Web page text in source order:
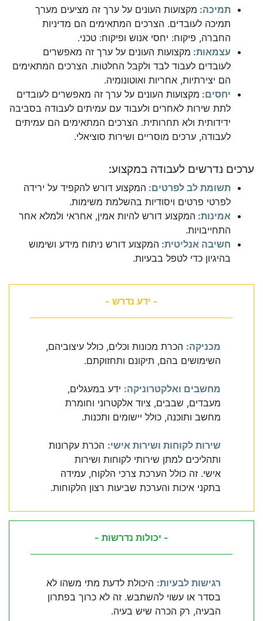
תמיכה: מקצועות העונים על ערך זה מציעים מערך
תמיכה לעובדים. הצרכים המתאימים הם מדיניות
החברה, פיקוח: יחסי אנוש ופיקוח: טכני.
עצמאות: מקצועות העונים על ערך זה מאפשרים
לעובדים לעבוד לבד ולקבל החלטות. הצרכים המתאימים
הם יצירתיות, אחריות ואוטונומיה.
יחסים: מקצועות העונים על ערך זה מאפשרים לעובדים
לתת שירות לאחרים ולעבוד עם עמיתים לעבודה בסביבה
ידידותית ולא תחרותית. הצרכים המתאימים הם עמיתים
לעבודה, ערכים מוסריים ושירות סוציאלי.
ערכים נדרשים לעבודה במקצוע:
תשומת לב לפרטים: המקצוע דורש להקפיד על ירידה
לפרטי פרטים ויסודיות בהשלמת משימות.
אמינות: המקצוע דורש להיות אמין, אחראי ולמלא אחר
התחייבויות.
חשיבה אנליטית: המקצוע דורש ניתוח מידע ושימוש
בהיגיון כדי לטפל בבעיות.
- ידע נדרש -
מכניקה: הכרת מכונות וכלים, כולל עיצוביהם,
השימושים בהם, תיקונם ותחזוקתם.
מחשבים ואלקטרוניקה: ידע במעגלים,
מעבדים, שבבים, ציוד אלקטרוני וחומרת
מחשב ותוכנה, כולל יישומים ותכנות.
שירות לקוחות ושירות אישי: הכרת עקרונות
ותהליכים למתן שירותי לקוחות ושירות
אישי. זה כולל הערכת צרכי הלקוח, עמידה
בתקני איכות והערכת שביעות רצון הלקוחות.
- יכולות נדרשות -
רגישות לבעיות: היכולת לדעת מתי משהו לא
בסדר או עשוי להשתבש. זה לא כרוך בפתרון
הבעיה, רק הכרה שיש בעיה.